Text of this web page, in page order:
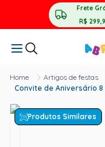
Frete
R$
Artigos de festas
Convite de Aniversário
Produtos Similares